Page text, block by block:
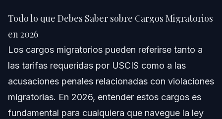
Migratorios en 2026
Respuesta Rápida
Entendiendo los Cargos Migratorios en 2026
Proceso Paso a Paso para Pagar las Tarifas
Migratorias
Lista de Documentos y Tarifas
Todo lo que Debes Saber sobre Cargos Migratorios
en 2026
Los cargos migratorios pueden referirse tanto a
las tarifas requeridas por USCIS como a las
acusaciones penales relacionadas con violaciones
migratorias. En 2026, entender estos cargos es
fundamental para cualquiera que navegue la ley